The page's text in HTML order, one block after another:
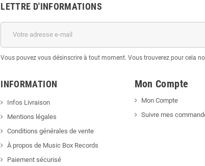
LETTRE D'INFORMATIONS
Vous pouvez vous désinscrire à tout moment. Vous trouverez pour cela
INFORMATION
Infos Livraison
Mentions légales
Conditions générales de vente
À propos de Music Box Records
Paiement sécurisé
Mon Compte
Mon Compte
Suivre mes